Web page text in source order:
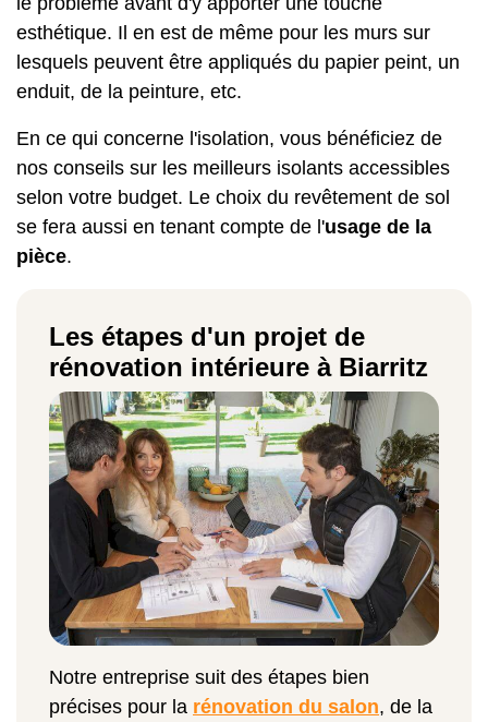
esthétique. Il en est de même pour les murs sur
lesquels peuvent être appliqués du papier peint, un
enduit, de la peinture, etc.
En ce qui concerne l'isolation, vous bénéficiez de
nos conseils sur les meilleurs isolants accessibles
selon votre budget. Le choix du revêtement de sol
se fera aussi en tenant compte de l'usage de la
pièce.
Les étapes d'un projet de
rénovation intérieure à Biarritz
Notre entreprise suit des étapes bien
précises pour la rénovation du salon, de la